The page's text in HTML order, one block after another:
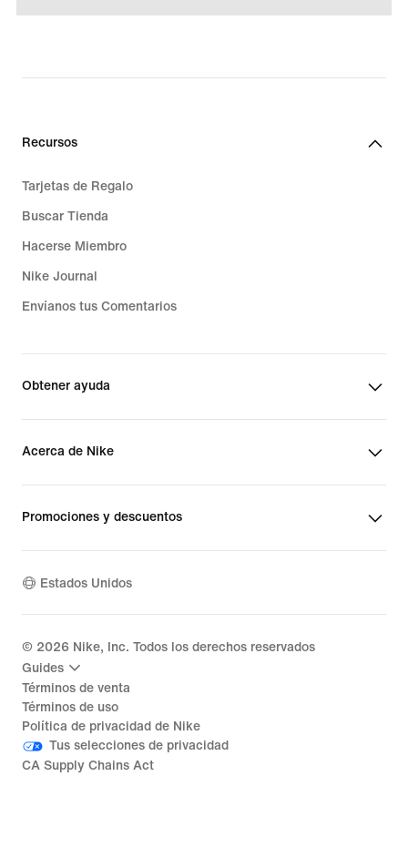
Recursos
Tarjetas de Regalo
Buscar Tienda
Hacerse Miembro
Nike Journal
Envíanos tus Comentarios
Obtener ayuda
Acerca de Nike
Promociones y descuentos
Estados Unidos
© 2026 Nike, Inc. Todos los derechos reservados
Guides
Términos de venta
Términos de uso
Política de privacidad de Nike
Tus selecciones de privacidad
CA Supply Chains Act